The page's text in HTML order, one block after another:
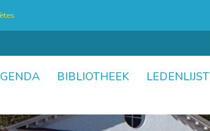
BIBLIOTHEEK
LEDENLIJST